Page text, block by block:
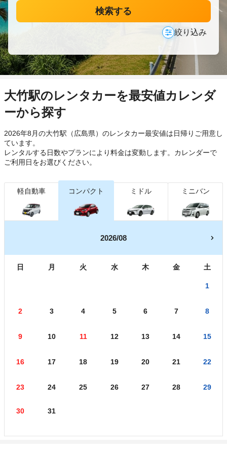
検索する
絞り込み
大竹駅のレンタカーを最安値カレンダ
ーから探す
2026年8月の大竹駅（広島県）のレンタカー最安値は日帰り ご用意し
ています。
レンタルする日数やプランにより料金は変動します。カレンダーで
ご利用日をお選びください。
軽自動車 コンパクト ミドル ミニバン
2026/08
日 月 火 水 木 金 土
1
2 3 4 5 6 7 8
9 10 11 12 13 14 15
16 17 18 19 20 21 22
23 24 25 26 27 28 29
30 31